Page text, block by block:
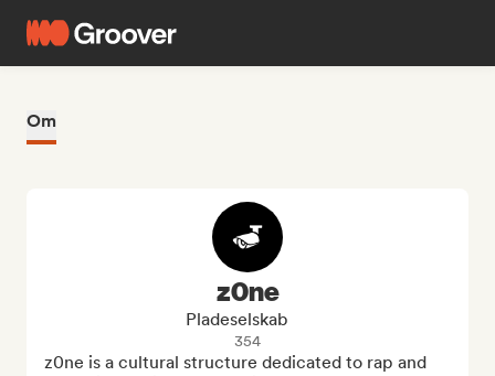
Om
z0ne
Pladeselskab
354
z0ne is a cultural structure dedicated to rap and